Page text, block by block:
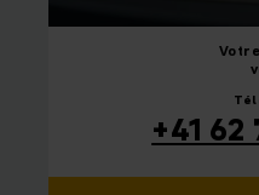
Votre
+41 62